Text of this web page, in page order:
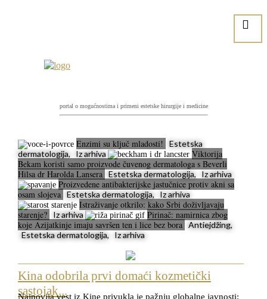
portal o mogućnostima i primeni estetske hirurgije i medicine
Enzimi su ključ mladosti!
Estetska
dermatologija, Iz arhiva
Viktorija
Bekam koristi samo proizvode čuvenog dermatologa s Beverli
Hilsa dr Harolda Lansera Estetska dermatologija, Iz arhiva
Proizvedene antibakterijske jastučnice protiv akni sa
osam slojeva Estetska dermatologija, Iz arhiva
Istraživanje otkrilo: kako Srbi doživljavaju
starenje?
Iz arhiva
Pirinač: namirnica zbog
koje Azijatkinje imaju savršen ten i lice bez bora Antiejdžing,
Estetska dermatologija, Iz arhiva
Kina odobrila prvi domaći kozmetički
sastojak...
Najnovija vest iz Kine privukla je pažnju globalne javnosti: